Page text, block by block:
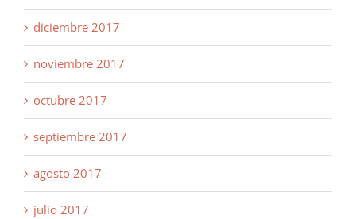
diciembre 2017
noviembre 2017
octubre 2017
septiembre 2017
agosto 2017
julio 2017